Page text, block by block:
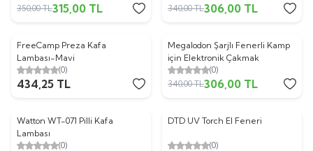
350,00TL315,00 TL
340,00TL306,00 TL
FreeCamp Preza Kafa
Lambası-Mavi
(0)
434,25 TL
%10
Megalodon Şarjlı Fenerli Kamp
için Elektronik Çakmak
(0)
340,00TL306,00 TL
%10
Watton WT-071 Pilli Kafa
Lambası
(0)
% 15
DTD UV Torch El Feneri
(0)